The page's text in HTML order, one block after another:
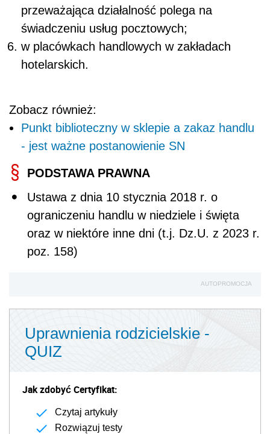
przeważająca działalność polega na
świadczeniu usług pocztowych;
w placówkach handlowych w zakładach
hotelarskich.
Zobacz również:
Punkt biblioteczny w sklepie a zakaz handlu
- jest ważne postanowienie SN
PODSTAWA PRAWNA
Ustawa z dnia 10 stycznia 2018 r. o
ograniczeniu handlu w niedziele i święta
oraz w niektóre inne dni (t.j. Dz.U. z 2023 r.
poz. 158)
AUTOPROMOCJA
Uprawnienia rodzicielskie -
QUIZ
Jak zdobyć Certyfikat:
Czytaj artykuły
Rozwiązuj testy